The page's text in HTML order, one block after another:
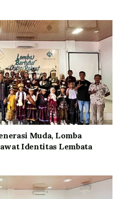
Muda, Lomba
Identitas Lembata